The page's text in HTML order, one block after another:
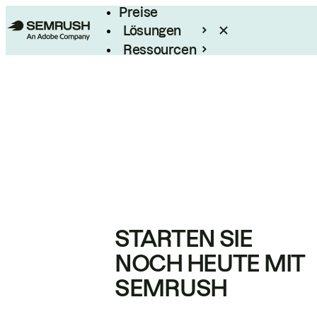
Preise
Lösungen
Ressourcen
STARTEN SIE
NOCH HEUTE MIT
SEMRUSH